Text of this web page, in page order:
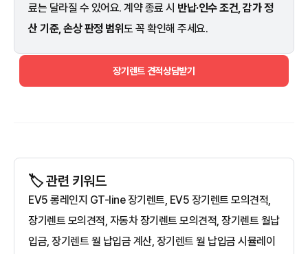
료는 달라질 수 있어요. 계약 종료 시 반납·인수 조건, 감가 정
산 기준, 손상 판정 범위도 꼭 확인해 주세요.
장기렌트 견적상담받기
🏷️ 관련 키워드
EV5 롱레인지 GT-line 장기렌트, EV5 장기렌트 모의견적,
장기렌트 모의견적, 자동차 장기렌트 모의견적, 장기렌트 월납
입금, 장기렌트 월 납입금 계산, 장기렌트 월 납입금 시뮬레이